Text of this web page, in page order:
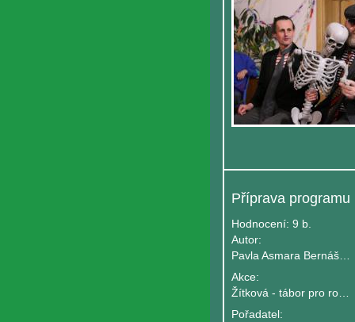
Hodnocení: 9 b.
Autor:
Akce:
Žítková - tábor pro rodiče s dětmi
Pořadatel: